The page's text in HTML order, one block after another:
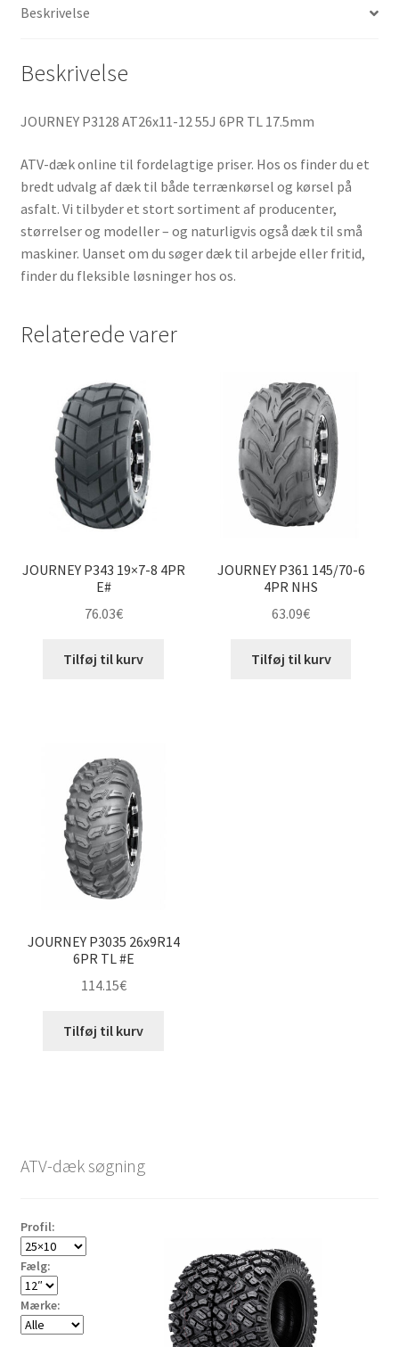
o
r
p
Beskrivelse
Beskrivelse
JOURNEY P3128 AT26x11-12 55J 6PR TL 17.5mm
ATV-dæk online til fordelagtige priser. Hos os finder du et
bredt udvalg af dæk til både terrænkørsel og kørsel på
asfalt. Vi tilbyder et stort sortiment af producenter,
størrelser og modeller – og naturligvis også dæk til små
maskiner. Uanset om du søger dæk til arbejde eller fritid,
finder du fleksible løsninger hos os.
Relaterede varer
JOURNEY P343 19×7-8 4PR
E#
76.03€
Tilføj til kurv
JOURNEY P361 145/70-6
4PR NHS
63.09€
Tilføj til kurv
JOURNEY P3035 26x9R14
6PR TL #E
114.15€
Tilføj til kurv
ATV-dæk søgning
Profil:
Fælg:
Mærke: